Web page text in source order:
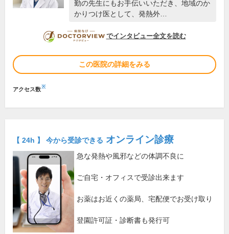
勤の先生にもお手伝いいただき、地域のか
かりつけ医として、発熱外…
DOCTORVIEW
でインタビュー全文を読む
この医院の詳細をみる
アクセス数※
【 24h 】 今から受診できる オンライン診療
急な発熱や風邪などの体調不良に
ご自宅・オフィスで受診出来ます
お薬はお近くの薬局、宅配便でお受け取り
登園許可証・診断書も発行可